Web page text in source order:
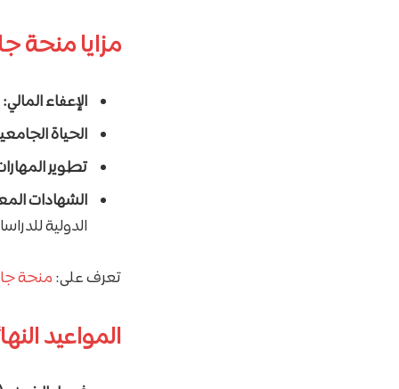
مزايا منحة
الإعفاء المالي:
الحياة
تطوير
الشهادات
الدولية
تعرف على: منحة
المواعيد